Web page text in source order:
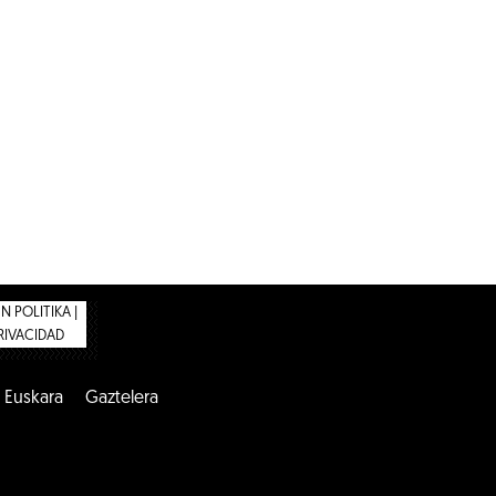
POLITIKA |
Euskara Gaztelera